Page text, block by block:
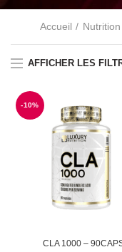
Accueil
AFFICHER LES
-10%
CLA 1000 –